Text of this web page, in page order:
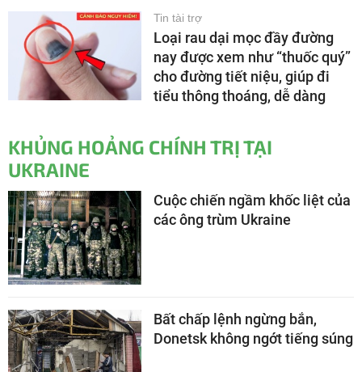
Tin tài trợ
Loại rau dại mọc đầy đường
nay được xem như “thuốc quý”
cho đường tiết niệu, giúp đi
tiểu thông thoáng, dễ dàng
KHỦNG HOẢNG CHÍNH TRỊ TẠI
UKRAINE
Cuộc chiến ngầm khốc liệt của
các ông trùm Ukraine
Bất chấp lệnh ngừng bắn,
Donetsk không ngớt tiếng súng